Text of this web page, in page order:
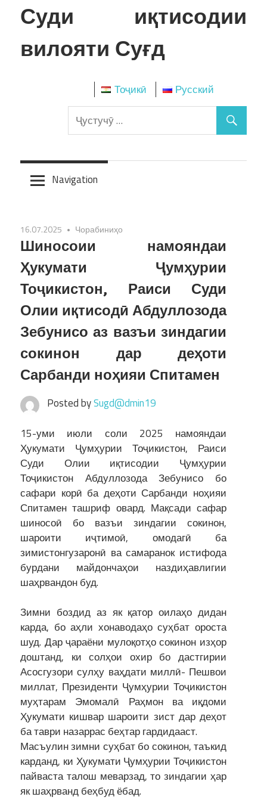
Skip
to
Суди иқтисодии
вилояти Суғд
Тоҷикӣ Русский
Navigation
16.07.2025 Чорабиниҳо
Шиносоии намояндаи
Ҳукумати Ҷумҳурии
Тоҷикистон, Раиси Суди
Олии иқтисодӣ Абдуллозода
Зебунисо аз вазъи зиндагии
сокинон дар деҳоти
Сарбанди ноҳияи Спитамен
Posted bySugd@dmin19
15-уми июли соли 2025 намояндаи
Ҳукумати Ҷумҳурии Тоҷикистон, Раиси
Суди Олии иқтисодии Ҷумҳурии
Тоҷикистон Абдуллозода Зебунисо бо
сафари корӣ ба деҳоти Сарбанди ноҳияи
Спитамен ташриф овард. Мақсади сафар
шиносоӣ бо вазъи зиндагии сокинон,
шароити иҷтимоӣ, омодагӣ ба
зимистонгузаронӣ ва самаранок истифода
бурдани майдончаҳои наздиҳавлигии
шаҳрвандон буд.
Зимни боздид аз як қатор оилаҳо дидан
карда, бо аҳли хонаводаҳо суҳбат ороста
шуд. Дар ҷараёни мулоқотҳо сокинон изҳор
доштанд, ки солҳои охир бо дастгирии
Асосгузори сулҳу ваҳдати миллӣ- Пешвои
миллат, Президенти Ҷумҳурии Тоҷикистон
муҳтарам Эмомалӣ Раҳмон ва иқдоми
Ҳукумати кишвар шароити зист дар деҳот
ба таври назаррас беҳтар гардидааст.
Масъулин зимни суҳбат бо сокинон, таъкид
карданд, ки Ҳукумати Ҷумҳурии Тоҷикистон
пайваста талош меварзад, то зиндагии ҳар
як шаҳрванд беҳбуд ёбад.